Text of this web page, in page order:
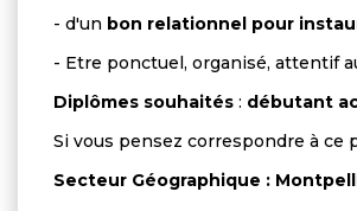
- d'un bon relationnel pour
- Etre ponctuel, organisé, attentif
Diplômes souhaités : débutant
Si vous pensez correspondre à ce
Secteur Géographique :